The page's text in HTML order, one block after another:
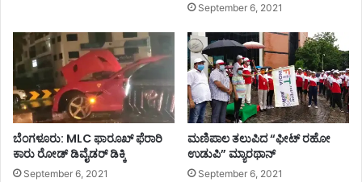
September 6, 2021
ಬೆಂಗಳೂರು: MLC ಫಾರೂಖ್ ಫೆರಾರಿ
ಕಾರು ರೋಡ್​​ ಡಿವೈಡರ್​​ ಡಿಕ್ಕಿ
September 6, 2021
ಮಣಿಪಾಲ ತಲುಪಿದ “ಫೀಟ್ ರಹೋ
ಉಡುಪಿ” ಮ್ಯಾರಥಾನ್
September 6, 2021